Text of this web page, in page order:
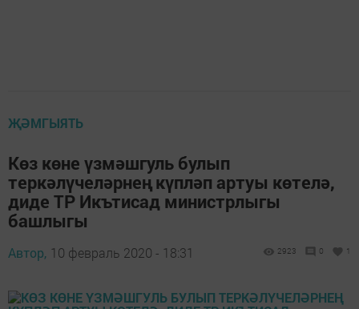
ҖӘМГЫЯТЬ
Көз көне үзмәшгуль булып
теркәлүчеләрнең күпләп артуы көтелә,
диде ТР Икътисад министрлыгы
башлыгы
Автор, 10 февраль 2020 - 18:31 2923 0 1